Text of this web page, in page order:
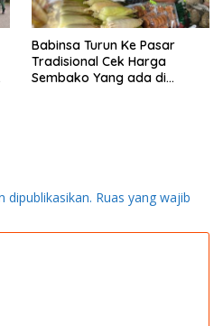
Babinsa Turun Ke Pasar
Tradisional Cek Harga
Sembako Yang ada di
dipublikasikan. Ruas yang wajib